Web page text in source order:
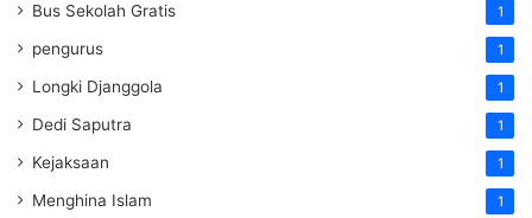
Bus Sekolah Gratis 1
pengurus 1
Longki Djanggola 1
Dedi Saputra 1
Kejaksaan 1
Menghina Islam 1